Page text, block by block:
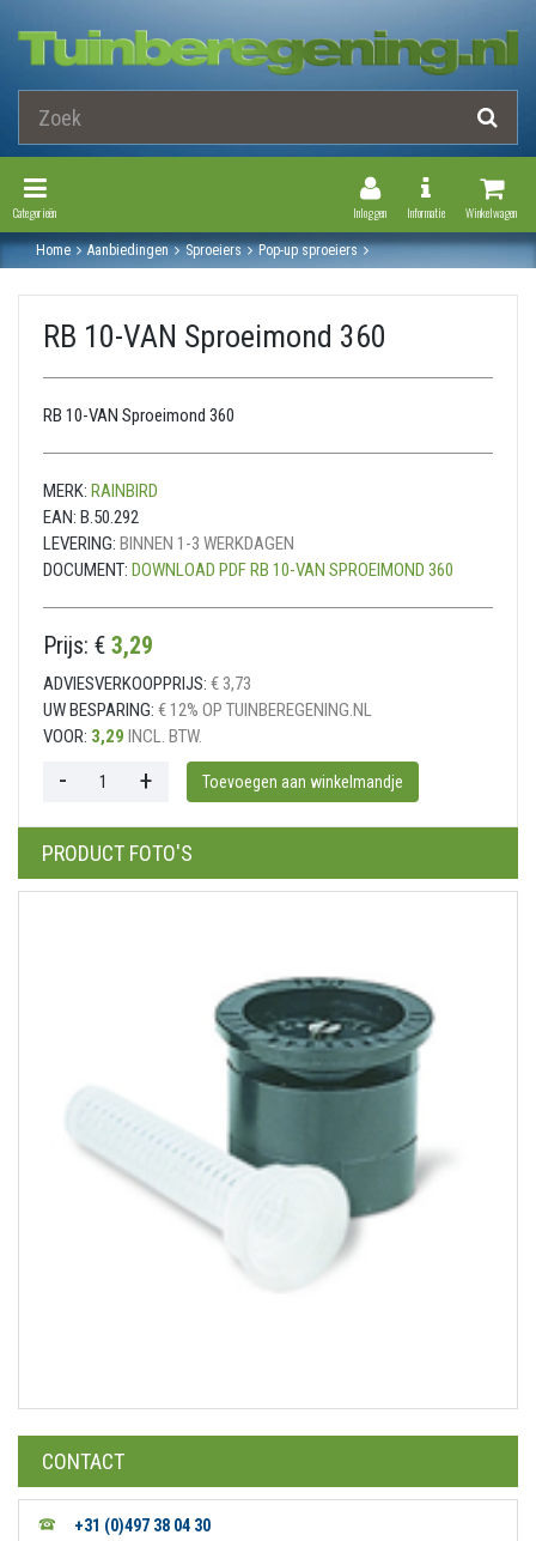
Winkelwagen
Toggle
Informatie
Inloggen
Toggle Navigation
Categorieën
Home Aanbiedingen Sproeiers
Pop-up sproeiers
RB 10-VAN Sproeimond 360
RB 10-VAN Sproeimond 360
MERK: RAINBIRD
EAN: B.50.292
LEVERING: BINNEN 1-3 WERKDAGEN
DOCUMENT: DOWNLOAD PDF RB 10-VAN SPROEIMOND 360
Prijs: € 3,29
ADVIESVERKOOPPRIJS: € 3,73
UW BESPARING: € 12% OP TUINBEREGENING.NL
VOOR: 3,29 INCL. BTW.
PRODUCT FOTO'S
CONTACT
+31 (0)497 38 04 30